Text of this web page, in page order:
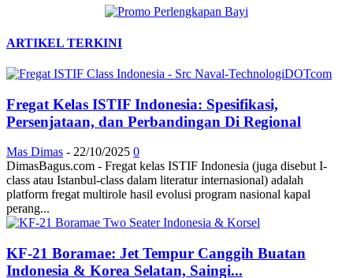
ARTIKEL TERKINI
Fregat Kelas ISTIF Indonesia: Spesifikasi,
Persenjataan, dan Perbandingan Di Regional
Mas Dimas - 22/10/2025 0
DimasBagus.com - Fregat kelas ISTIF Indonesia (juga disebut I-
class atau Istanbul-class dalam literatur internasional) adalah
platform fregat multirole hasil evolusi program nasional kapal
perang...
KF-21 Boramae: Jet Tempur Canggih Buatan
Indonesia & Korea Selatan, Saingi...